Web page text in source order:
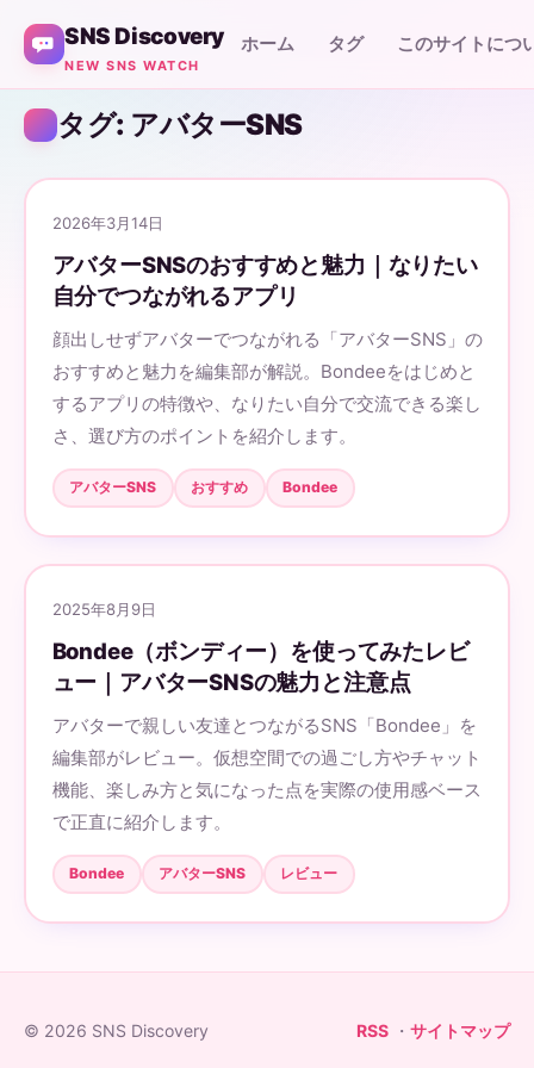
SNS Discovery
NEW SNS WATCH
ホーム タグ このサイトにつ
タグ: アバターSNS
2026年3月14日
アバターSNSのおすすめと魅力｜なりたい
自分でつながれるアプリ
顔出しせずアバターでつながれる「アバターSNS」の
おすすめと魅力を編集部が解説。Bondeeをはじめと
するアプリの特徴や、なりたい自分で交流できる楽し
さ、選び方のポイントを紹介します。
アバターSNS おすすめ Bondee
2025年8月9日
Bondee（ボンディー）を使ってみたレビ
ュー｜アバターSNSの魅力と注意点
アバターで親しい友達とつながるSNS「Bondee」を
編集部がレビュー。仮想空間での過ごし方やチャット
機能、楽しみ方と気になった点を実際の使用感ベース
で正直に紹介します。
Bondee アバターSNS レビュー
© 2026 SNS Discovery RSS ・ サイトマップ